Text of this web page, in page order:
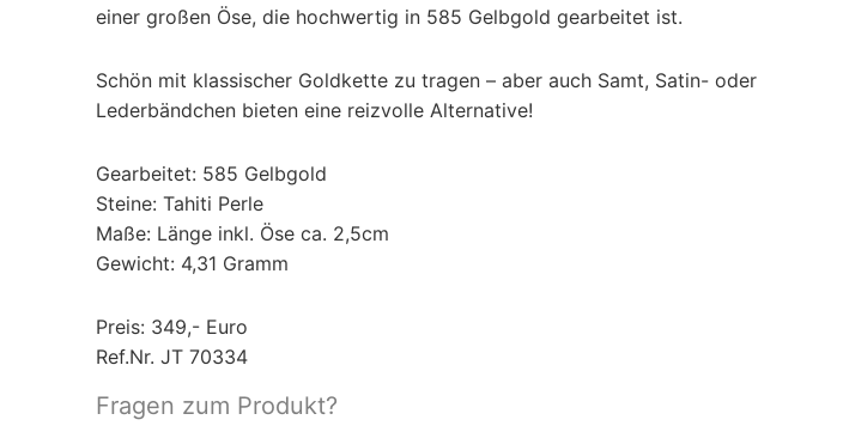
einer großen Öse, die hochwertig in 585 Gelbgold gearbeitet ist.
Schön mit klassischer Goldkette zu tragen – aber auch Samt, Satin- oder
Lederbändchen bieten eine reizvolle Alternative!
Gearbeitet: 585 Gelbgold
Steine: Tahiti Perle
Maße: Länge inkl. Öse ca. 2,5cm
Gewicht: 4,31 Gramm
Preis: 349,- Euro
Ref.Nr. JT 70334
Fragen zum Produkt?